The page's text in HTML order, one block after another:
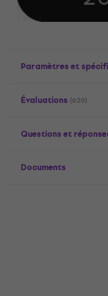
Paramètres et
Évaluations (626)
Questions et
Documents